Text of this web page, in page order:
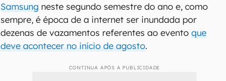
Samsung neste segundo semestre do ano e, como
sempre, é época de a internet ser inundada por
dezenas de vazamentos referentes ao eventoque
deve acontecer no início de agosto.
CONTINUA APÓS A PUBLICIDADE